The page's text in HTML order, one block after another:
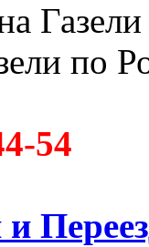
по
54
и